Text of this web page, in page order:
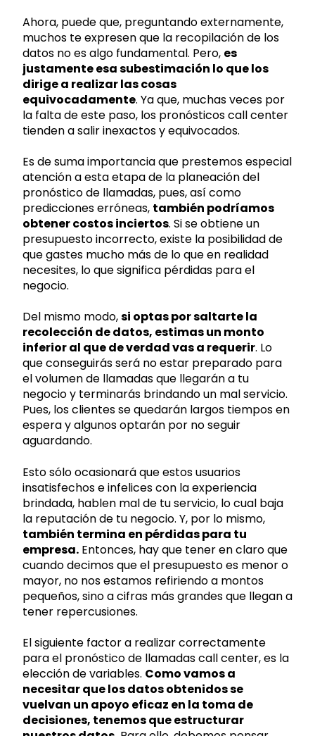
Ahora, puede que, preguntando externamente,
muchos te expresen que la recopilación de los
datos no es algo fundamental. Pero, es
justamente esa subestimación lo que los
dirige a realizar las cosas
equivocadamente. Ya que, muchas veces por
la falta de este paso, los pronósticos call center
tienden a salir inexactos y equivocados.
Es de suma importancia que prestemos especial
atención a esta etapa de la planeación del
pronóstico de llamadas, pues, así como
predicciones erróneas, también podríamos
obtener costos inciertos. Si se obtiene un
presupuesto incorrecto, existe la posibilidad de
que gastes mucho más de lo que en realidad
necesites, lo que significa pérdidas para el
negocio.
Del mismo modo,si optas por saltarte la
recolección de datos, estimas un monto
inferior al que de verdad vas a requerir. Lo
que conseguirás será no estar preparado para
el volumen de llamadas que llegarán a tu
negocio y terminarás brindando un mal servicio.
Pues, los clientes se quedarán largos tiempos en
espera y algunos optarán por no seguir
aguardando.
Esto sólo ocasionará que estos usuarios
insatisfechos e infelices con la experiencia
brindada, hablen mal de tu servicio, lo cual baja
la reputación de tu negocio. Y, por lo mismo,
también termina en pérdidas para tu
empresa. Entonces, hay que tener en claro que
cuando decimos que el presupuesto es menor o
mayor, no nos estamos refiriendo a montos
pequeños, sino a cifras más grandes que llegan a
tener repercusiones.
El siguiente factor a realizar correctamente
para el pronóstico de llamadas call center, es la
elección de variables. Como vamos a
necesitar que los datos obtenidos se
vuelvan un apoyo eficaz en la toma de
decisiones, tenemos que estructurar